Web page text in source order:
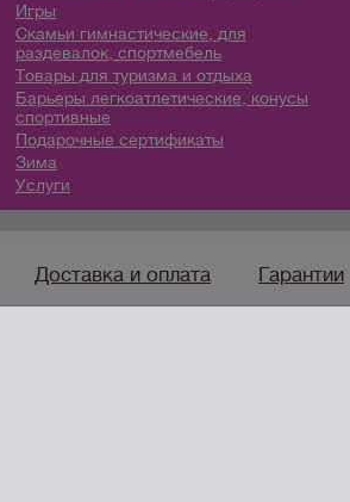
Игры
Скамьи гимнастические, для
раздевалок, спортмебель
Товары для туризма и отдыха
Барьеры легкоатлетические, конусы
спортивные
Подарочные сертификаты
Зима
Услуги
Доставка и оплата Гарантии